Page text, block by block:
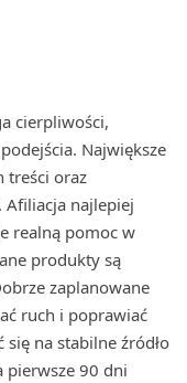
cierpliwości,
Największe
treści oraz
Afiliacja najlepiej
realną pomoc w
produkty są
zaplanowane
ruch i poprawiać
się na stabilne źródło
pierwsze 90 dni